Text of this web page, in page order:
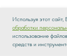
Каталог
Используя этот
обработки
использование
средств и